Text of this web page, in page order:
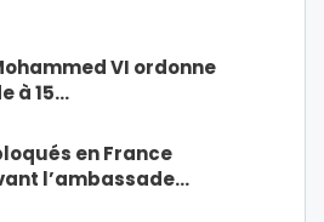
VI ordonne
à 15…
en France
l’ambassade…